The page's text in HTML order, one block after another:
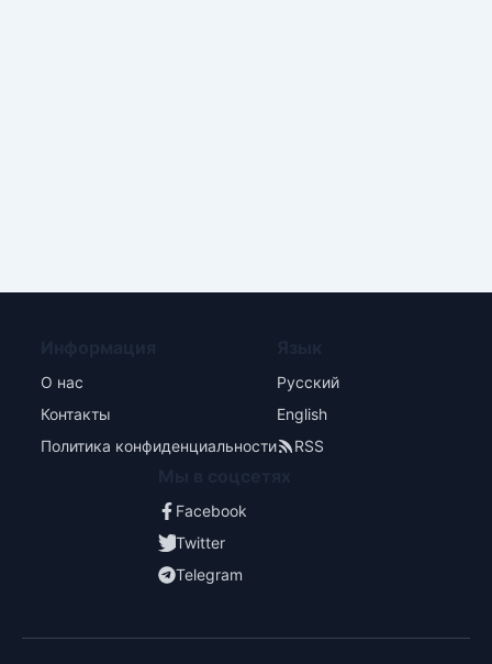
О нас
Контакты
Политика конфиденциальности
Русский
English
RSS
Facebook
Twitter
Telegram